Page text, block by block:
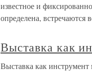
известное и
определена, встречаются
Выставка как
Выставка как